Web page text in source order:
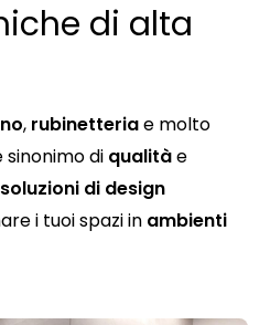
di alta
, rubinetteriae molto
sinonimo di qualitàe
soluzioni di design
i tuoi spazi in ambienti